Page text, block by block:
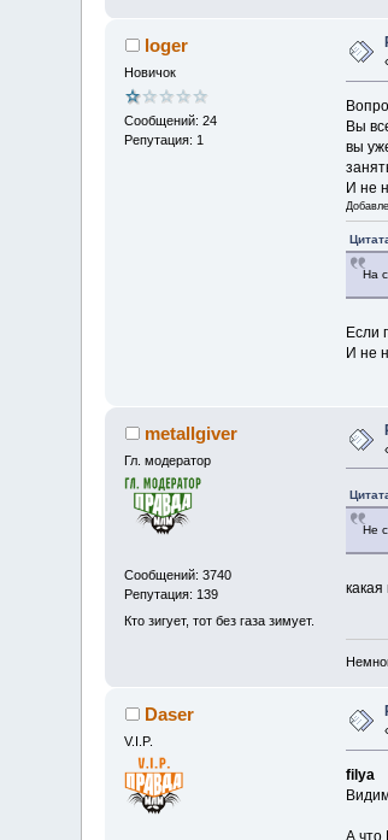
loger
Новичок
Сообщений: 24
Репутация: 1
Вы
вы
И не
На
Если
И не
metallgiver
Гл. модератор
Сообщений: 3740
Репутация: 139
Кто зигует, тот без газа зимует.
Не
Daser
V.I.P.
filya
А что